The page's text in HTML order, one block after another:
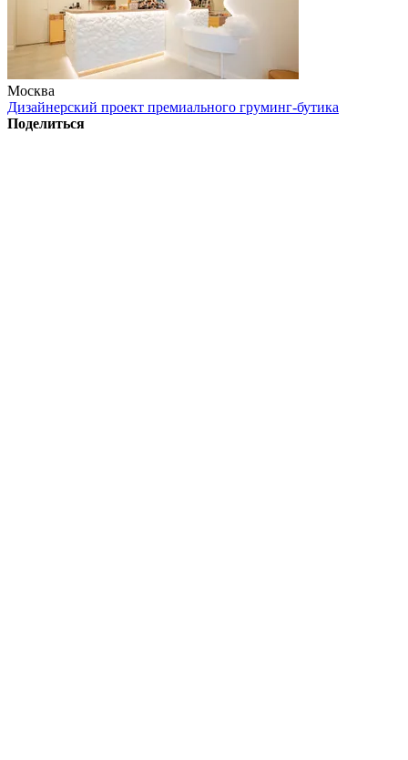
Москва
Дизайнерский проект премиального груминг-бутика
Поделиться